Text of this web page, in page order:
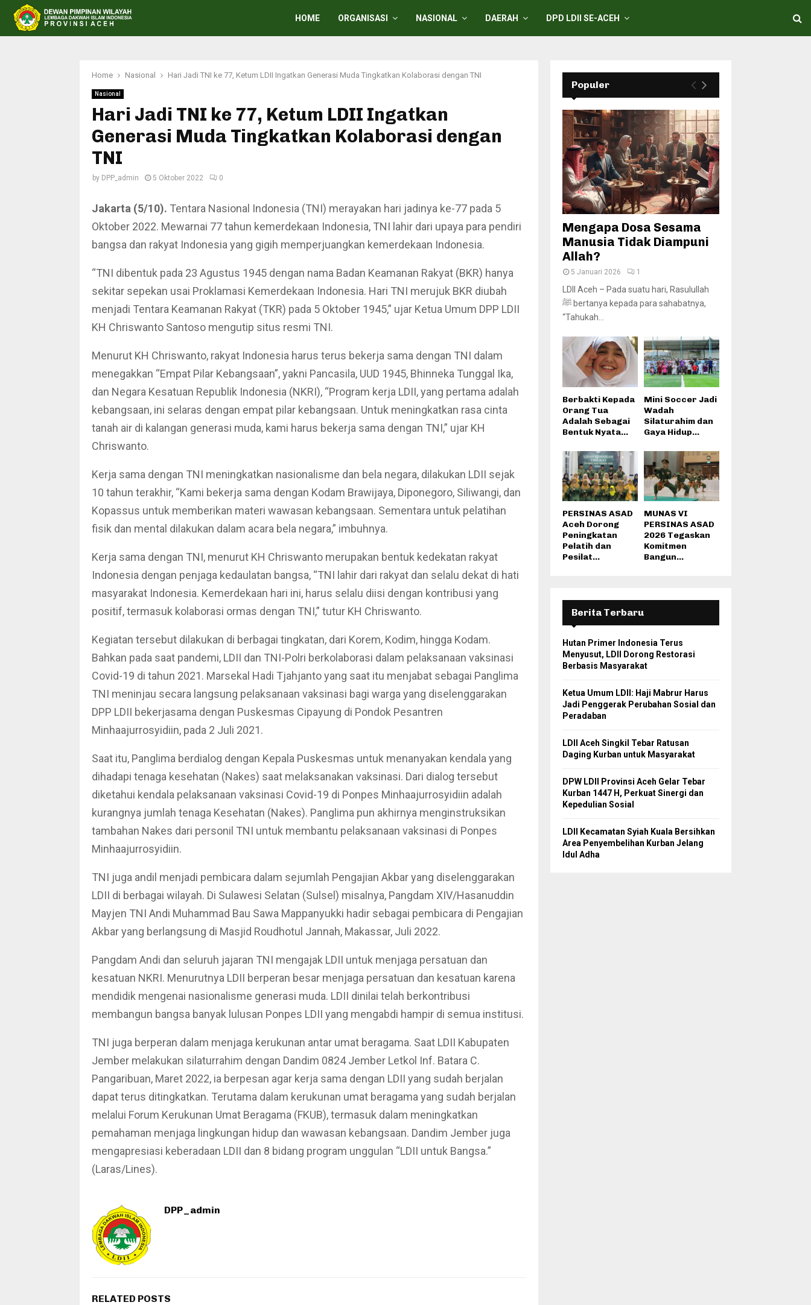
HOME ORGANISASI NASIONAL DAERAH DPD LDII SE-ACEH
Home Nasional Hari Jadi TNI ke 77, Ketum LDII Ingatkan Generasi Muda Tingkatkan Kolaborasi dengan TNI
Nasional
Hari Jadi TNI ke 77, Ketum LDII Ingatkan
Generasi Muda Tingkatkan Kolaborasi dengan
TNI
by DPP_admin 5 Oktober 2022 0
Jakarta (5/10). Tentara Nasional Indonesia (TNI) merayakan hari jadinya ke-77 pada 5
Oktober 2022. Mewarnai 77 tahun kemerdekaan Indonesia, TNI lahir dari upaya para pendiri
bangsa dan rakyat Indonesia yang gigih memperjuangkan kemerdekaan Indonesia.
“TNI dibentuk pada 23 Agustus 1945 dengan nama Badan Keamanan Rakyat (BKR) hanya
sekitar sepekan usai Proklamasi Kemerdekaan Indonesia. Hari TNI merujuk BKR diubah
menjadi Tentara Keamanan Rakyat (TKR) pada 5 Oktober 1945,” ujar Ketua Umum DPP LDII
KH Chriswanto Santoso mengutip situs resmi TNI.
Menurut KH Chriswanto, rakyat Indonesia harus terus bekerja sama dengan TNI dalam
menegakkan “Empat Pilar Kebangsaan”, yakni Pancasila, UUD 1945, Bhinneka Tunggal Ika,
dan Negara Kesatuan Republik Indonesia (NKRI), “Program kerja LDII, yang pertama adalah
kebangsaan, ini selaras dengan empat pilar kebangsaan. Untuk meningkatkan rasa cinta
tanah air di kalangan generasi muda, kami harus bekerja sama dengan TNI,” ujar KH
Chriswanto.
Kerja sama dengan TNI meningkatkan nasionalisme dan bela negara, dilakukan LDII sejak
10 tahun terakhir, “Kami bekerja sama dengan Kodam Brawijaya, Diponegoro, Siliwangi, dan
Kopassus untuk memberikan materi wawasan kebangsaan. Sementara untuk pelatihan
fisik dan mental dilakukan dalam acara bela negara,” imbuhnya.
Kerja sama dengan TNI, menurut KH Chriswanto merupakan bentuk kedekatan rakyat
Indonesia dengan penjaga kedaulatan bangsa, “TNI lahir dari rakyat dan selalu dekat di hati
masyarakat Indonesia. Kemerdekaan hari ini, harus selalu diisi dengan kontribusi yang
positif, termasuk kolaborasi ormas dengan TNI,” tutur KH Chriswanto.
Kegiatan tersebut dilakukan di berbagai tingkatan, dari Korem, Kodim, hingga Kodam.
Bahkan pada saat pandemi, LDII dan TNI-Polri berkolaborasi dalam pelaksanaan vaksinasi
Covid-19 di tahun 2021. Marsekal Hadi Tjahjanto yang saat itu menjabat sebagai Panglima
TNI meninjau secara langsung pelaksanaan vaksinasi bagi warga yang diselenggarakan
DPP LDII bekerjasama dengan Puskesmas Cipayung di Pondok Pesantren
Minhaajurrosyidiin, pada 2 Juli 2021.
Saat itu, Panglima berdialog dengan Kepala Puskesmas untuk menanyakan kendala yang
dihadapi tenaga kesehatan (Nakes) saat melaksanakan vaksinasi. Dari dialog tersebut
diketahui kendala pelaksanaan vaksinasi Covid-19 di Ponpes Minhaajurrosyidiin adalah
kurangnya jumlah tenaga Kesehatan (Nakes). Panglima pun akhirnya menginstruksikan
tambahan Nakes dari personil TNI untuk membantu pelaksanaan vaksinasi di Ponpes
Minhaajurrosyidiin.
TNI juga andil menjadi pembicara dalam sejumlah Pengajian Akbar yang diselenggarakan
LDII di berbagai wilayah. Di Sulawesi Selatan (Sulsel) misalnya, Pangdam XIV/Hasanuddin
Mayjen TNI Andi Muhammad Bau Sawa Mappanyukki hadir sebagai pembicara di Pengajian
Akbar yang berlangsung di Masjid Roudhotul Jannah, Makassar, Juli 2022.
Pangdam Andi dan seluruh jajaran TNI mengajak LDII untuk menjaga persatuan dan
kesatuan NKRI. Menurutnya LDII berperan besar menjaga persatuan dan kesatuan karena
mendidik mengenai nasionalisme generasi muda. LDII dinilai telah berkontribusi
membangun bangsa banyak lulusan Ponpes LDII yang mengabdi hampir di semua institusi.
TNI juga berperan dalam menjaga kerukunan antar umat beragama. Saat LDII Kabupaten
Jember melakukan silaturrahim dengan Dandim 0824 Jember Letkol Inf. Batara C.
Pangaribuan, Maret 2022, ia berpesan agar kerja sama dengan LDII yang sudah berjalan
dapat terus ditingkatkan. Terutama dalam kerukunan umat beragama yang sudah berjalan
melalui Forum Kerukunan Umat Beragama (FKUB), termasuk dalam meningkatkan
pemahaman menjaga lingkungan hidup dan wawasan kebangsaan. Dandim Jember juga
mengapresiasi keberadaan LDII dan 8 bidang program unggulan “LDII untuk Bangsa.”
(Laras/Lines).
DPP_admin
RELATED POSTS
Populer
Mengapa Dosa Sesama
Manusia Tidak Diampuni
Allah?
5 Januari 2026 1
LDII Aceh – Pada suatu hari, Rasulullah
ﷺ bertanya kepada para sahabatnya,
“Tahukah...
Berbakti Kepada
Orang Tua
Adalah Sebagai
Bentuk Nyata...
Mini Soccer Jadi
Wadah
Silaturahim dan
Gaya Hidup...
PERSINAS ASAD
Aceh Dorong
Peningkatan
Pelatih dan
Pesilat...
MUNAS VI
PERSINAS ASAD
2026 Tegaskan
Komitmen
Bangun...
Berita Terbaru
Hutan Primer Indonesia Terus
Menyusut, LDII Dorong Restorasi
Berbasis Masyarakat
Ketua Umum LDII: Haji Mabrur Harus
Jadi Penggerak Perubahan Sosial dan
Peradaban
LDII Aceh Singkil Tebar Ratusan
Daging Kurban untuk Masyarakat
DPW LDII Provinsi Aceh Gelar Tebar
Kurban 1447 H, Perkuat Sinergi dan
Kepedulian Sosial
LDII Kecamatan Syiah Kuala Bersihkan
Area Penyembelihan Kurban Jelang
Idul Adha